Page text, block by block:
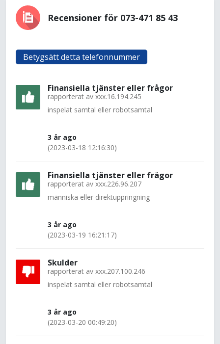
Recensioner för 073-471 85 43
Betygsätt detta telefonnummer
Finansiella tjänster eller frågor
rapporterat av xxx.16.194.245
inspelat samtal eller robotsamtal
3 år ago
(2023-03-18 12:16:30)
Finansiella tjänster eller frågor
rapporterat av xxx.226.96.207
människa eller direktuppringning
3 år ago
(2023-03-19 16:21:17)
Skulder
rapporterat av xxx.207.100.246
inspelat samtal eller robotsamtal
3 år ago
(2023-03-20 00:49:20)